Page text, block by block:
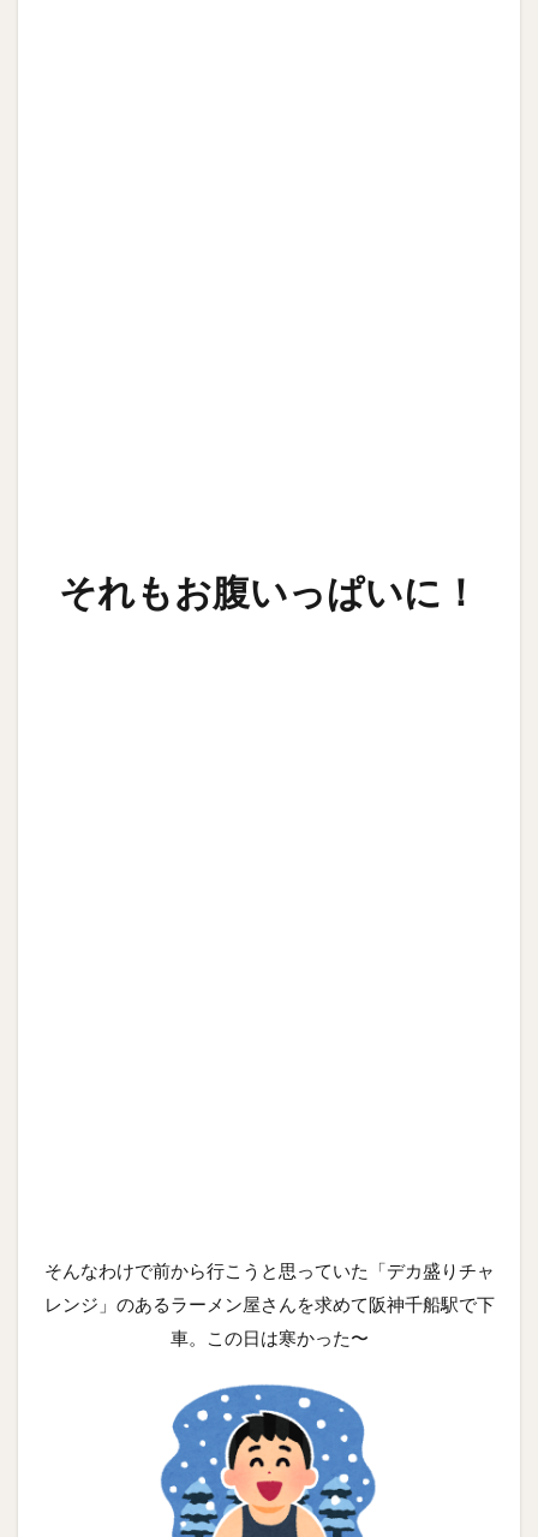
それもお腹いっぱいに！
そんなわけで前から行こうと思っていた「デカ盛りチャ
レンジ」のあるラーメン屋さんを求めて阪神千船駅で下
車。この日は寒かった〜